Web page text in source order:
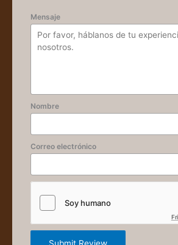
Mensaje
Nombre
Correo electrónico